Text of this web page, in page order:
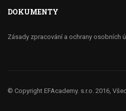
DOKUMENTY
Zásady zpracování a ochrany osobních
© Copyright EFAcademy. s.r.o. 2016,